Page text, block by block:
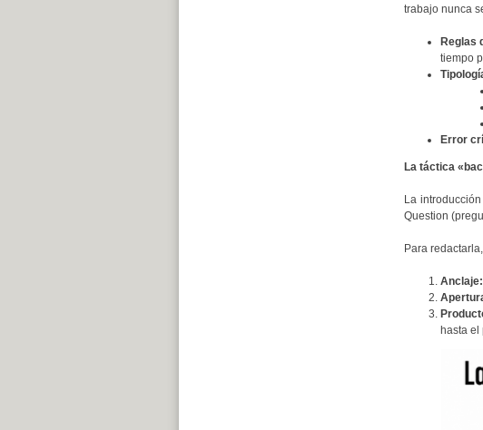
trabajo nunca
Reglas
tiempo
Error
La táctica
La
Question
Para
Anclaje:
hasta